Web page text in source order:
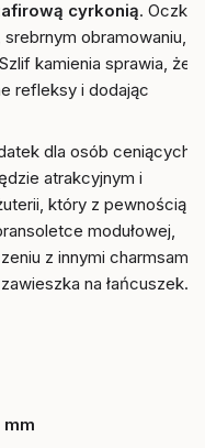
cyrkonią. Oczko
obramowaniu,
kamienia sprawia, że
refleksy i dodając
dla osób ceniących
atrakcyjnym i
który z pewnością
modułowej,
z innymi charmsami.
na łańcuszek.
mm